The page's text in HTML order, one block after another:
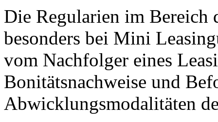
Die Regularien im Bereich
besonders bei Mini
vom Nachfolger eines
Bonitätsnachweise und
Abwicklungsmodalitäten